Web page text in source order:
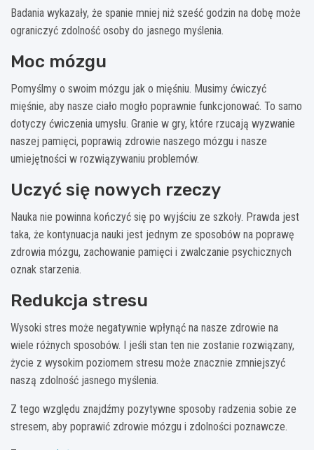
Badania wykazały, że spanie mniej niż sześć godzin na dobę może
ograniczyć zdolność osoby do jasnego myślenia.
Moc mózgu
Pomyślmy o swoim mózgu jak o mięśniu. Musimy ćwiczyć
mięśnie, aby nasze ciało mogło poprawnie funkcjonować. To samo
dotyczy ćwiczenia umysłu. Granie w gry, które rzucają wyzwanie
naszej pamięci, poprawią zdrowie naszego mózgu i nasze
umiejętności w rozwiązywaniu problemów.
Uczyć się nowych rzeczy
Nauka nie powinna kończyć się po wyjściu ze szkoły. Prawda jest
taka, że kontynuacja nauki jest jednym ze sposobów na poprawę
zdrowia mózgu, zachowanie pamięci i zwalczanie psychicznych
oznak starzenia.
Redukcja stresu
Wysoki stres może negatywnie wpłynąć na nasze zdrowie na
wiele różnych sposobów. I jeśli stan ten nie zostanie rozwiązany,
życie z wysokim poziomem stresu może znacznie zmniejszyć
naszą zdolność jasnego myślenia.
Z tego względu znajdźmy pozytywne sposoby radzenia sobie ze
stresem, aby poprawić zdrowie mózgu i zdolności poznawcze.